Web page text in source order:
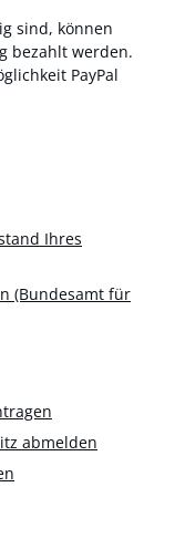
sind, können
bezahlt werden.
PayPal
Ihres
(Bundesamt für
abmelden